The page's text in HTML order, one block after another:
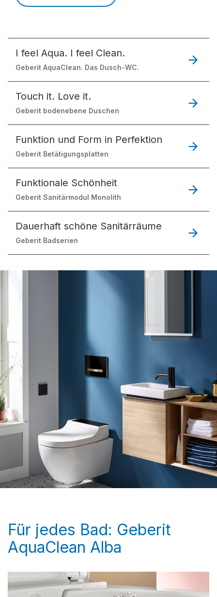
I feel Aqua. I feel Clean.
Geberit AquaClean. Das Dusch-WC.
Touch it. Love it.
Geberit bodenebene Duschen
Funktion und Form in Perfektion
Geberit Betätigungsplatten
Funktionale Schönheit
Geberit Sanitärmodul Monolith
Dauerhaft schöne Sanitärräume
Geberit Badserien
Für jedes Bad: Geberit
AquaClean Alba